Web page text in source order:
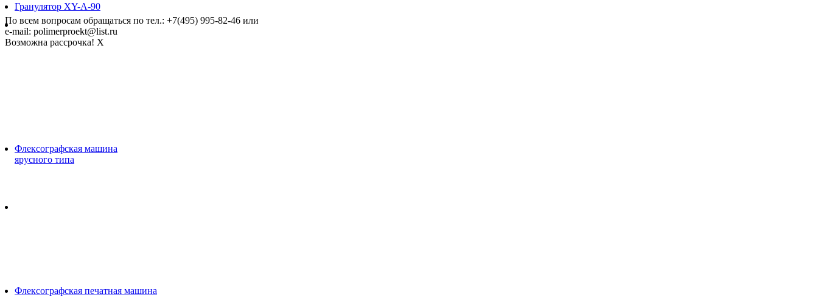
Гранулятор XY-A-90
Флексографская машина
ярусного типа
Флексографская печатная машина
По всем вопросам обращаться по тел.: +7(495) 995-82-46 или
e-mail: polimerproekt@list.ru
Возможна рассрочка! X